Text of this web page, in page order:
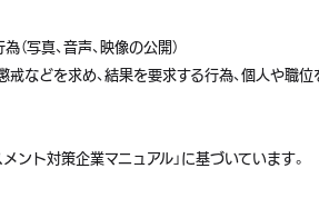
写真、音声、映像の公開）
などを求め、結果を要求する行為、個人や職位
ント対策企業マニュアル」に基づいています。